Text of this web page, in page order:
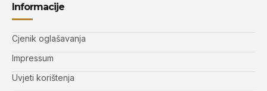
Informacije
Cjenik oglašavanja
Impressum
Uvjeti korištenja